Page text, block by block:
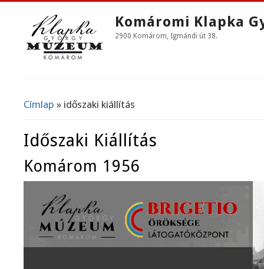
Komáromi Klapka
2900 Komárom, Igmándi út 38.
Jelenlegi Hely
Címlap » időszaki kiállítás
Időszaki Kiállítás
Komárom 1956